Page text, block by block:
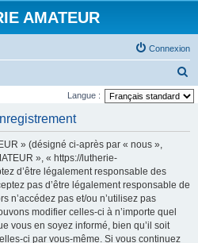
AMATEUR
Connexion
e
Langue :
» (désigné ci-après par « nous »,
», « https://lutherie-
d’être légalement responsable des
pas d’être légalement responsable de
n’accédez pas et/ou n’utilisez pas
modifier celles-ci à n’importe quel
vous en soyez informé, bien qu’il soit
ci par vous-même. Si vous continuez